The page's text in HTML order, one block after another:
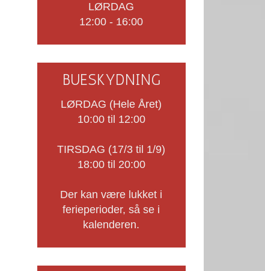
LØRDAG
12:00 - 16:00
BUESKYDNING
LØRDAG (Hele Året)
10:00 til 12:00
TIRSDAG (17/3 til 1/9)
18:00 til 20:00
Der kan være lukket i
ferieperioder, så se i
kalenderen.